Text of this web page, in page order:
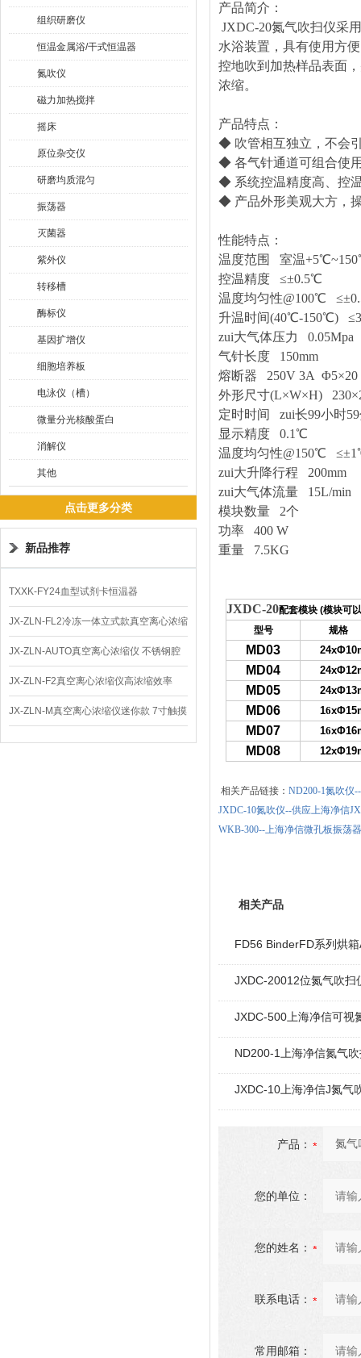
组织研磨仪
恒温金属浴/干式恒温器
氮吹仪
磁力加热搅拌
摇床
原位杂交仪
研磨均质混匀
振荡器
灭菌器
紫外仪
转移槽
酶标仪
基因扩增仪
细胞培养板
电泳仪（槽）
微量分光核酸蛋白
消解仪
其他
点击更多分类
新品推荐
TXXK-FY24血型试剂卡恒温器
JX-ZLN-FL2冷冻一体立式款真空离心浓缩
仪 低温功能
JX-ZLN-AUTO真空离心浓缩仪 不锈钢腔
体
JX-ZLN-F2真空离心浓缩仪高浓缩效率
JX-ZLN-M真空离心浓缩仪迷你款 7寸触摸
屏
产品简介：
JXDC-20氮气吹扫仪采
水浴装置，具有使用方
控地吹到加热样品表面
浓缩。
产品特点：
◆ 吹管相互独立，不会
◆ 各气针通道可组合使
◆ 系统控温精度高、控
◆ 产品外形美观大方，
性能特点：
温度范围 室温
控温精度 ≤±0.5℃
温度均匀性@100℃
升温时间(40℃-150℃)
zui大气体压力 0.05Mpa
气针长度 150mm
熔断器 250V 3A
外形尺寸(L×W×H)
定时时间 zui长99小时
显示精度 0.1℃
温度均匀性@150℃
zui大升降行程 200mm
zui大气体流量 15L/min
模块数量 2个
功率 400 W
重量 7.5KG
JXDC-20配套模块 (模块可
型号
规格
MD03
MD04
MD05
MD06 16
MD07 16
MD08
相关产品链接： ND200-1氮吹仪
JXDC-10氮吹仪--供应上海净信
WKB-300--上海净信微孔板振荡器
相关产品
FD56 BinderFD系列烘
JXDC-20012位氮气吹扫
JXDC-500上海净信可视
ND200-1上海净信氮气
JXDC-10上海净信J氮气
产品：
您的单位：
您的姓名：
联系电话：
常用邮箱：